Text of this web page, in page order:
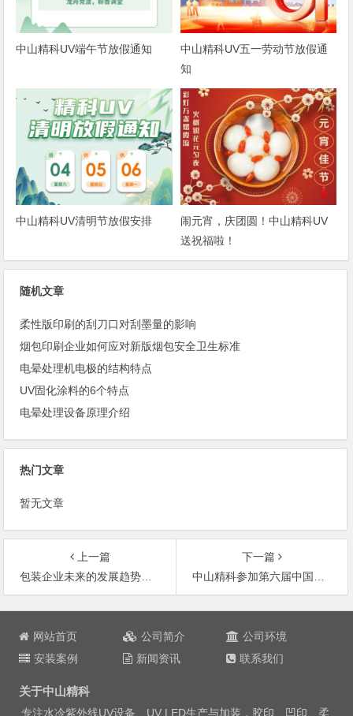
中山精科UV端午节放假通知
中山精科UV五一劳动节放假通
知
中山精科UV清明节放假安排
闹元宵，庆团圆！中山精科UV
送祝福啦！
随机文章
柔性版印刷的刮刀口对刮墨量的影响
烟包印刷企业如何应对新版烟包安全卫生标准
电晕处理机电极的结构特点
UV固化涂料的6个特点
电晕处理设备原理介绍
热门文章
暂无文章
上一篇
包装企业未来的发展趋势分析（二）
下一篇
中山精科参加第六届中国国际全印展取得圆满成功
文
网站首页 公司简介
公司环境
安装案例
新闻资讯 联系我们
关于中山精科
专注水冷紫外线UV设备 、UV LED生产与加装，胶印、凹印、柔